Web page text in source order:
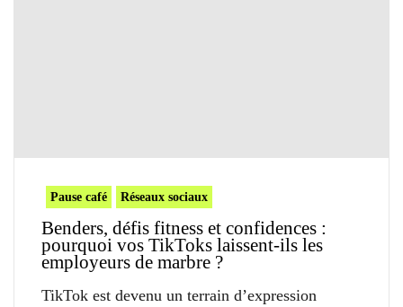
Pause café Réseaux sociaux
Benders, défis fitness et confidences :
pourquoi vos TikToks laissent-ils les
employeurs de marbre ?
TikTok est devenu un terrain d’expression